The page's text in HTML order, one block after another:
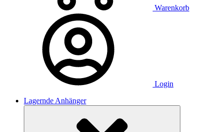
Warenkorb
Login
Lagernde Anhänger